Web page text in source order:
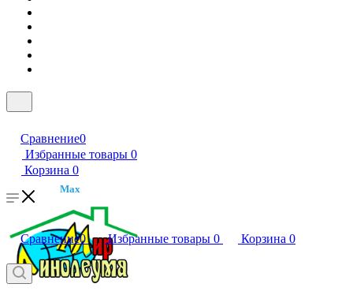
Сравнение0
Избранные товары 0
Корзина 0
Max
Сравнение0 Избранные товары 0 Корзина 0